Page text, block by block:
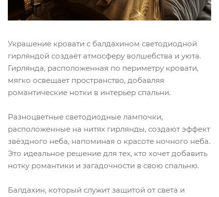
Украшение кровати с балдахином светодиодной
гирляндой создаёт атмосферу волшебства и уюта.
Гирлянда, расположенная по периметру кровати,
мягко освещает пространство, добавляя
романтические нотки в интерьер спальни.
Разноцветные светодиодные лампочки,
расположенные на нитях гирлянды, создают эффект
звёздного неба, напоминая о красоте ночного неба.
Это идеальное решение для тех, кто хочет добавить
нотку романтики и загадочности в свою спальню.
Балдахин, который служит защитой от света и